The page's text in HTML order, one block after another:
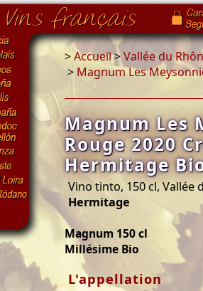
>Accueil>Vallée du
> Magnum Les
Magnum Les
Rouge 2020
Hermitage
Vino tinto, 150 cl, Vallée
Hermitage
Magnum 150 cl
Millésime Bio
L'appellation